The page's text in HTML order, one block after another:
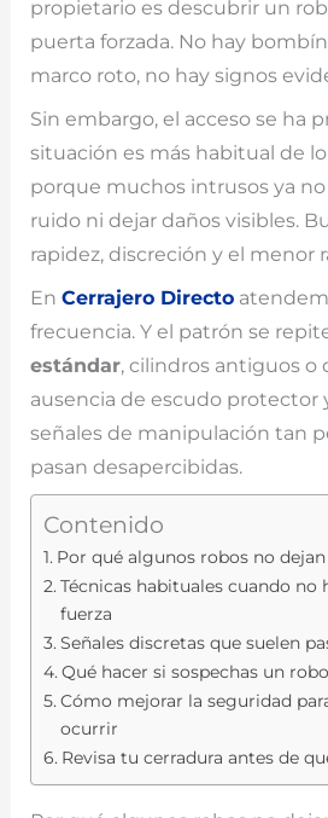
propietario es descubrir un
puerta forzada. No hay
marco roto, no hay signos
Sin embargo, el acceso se ha
situación es más habitual de
porque muchos intrusos ya
ruido ni dejar daños visibles.
rapidez, discreción y el menor
En Cerrajero Directo
frecuencia. Y el patrón se
estándar, cilindros antiguos o
ausencia de escudo protector
señales de manipulación tan
pasan desapercibidas.
Contenido
Por qué algunos robos no
Técnicas habituales cuando no
fuerza
Señales discretas que suelen
Qué hacer si sospechas un
Cómo mejorar la seguridad
ocurrir
Revisa tu cerradura antes de